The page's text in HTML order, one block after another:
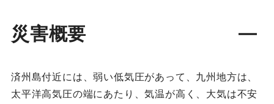
災害概要
済州島付近には、弱い低気圧があって、九州地方は、
太平洋高気圧の端にあたり、気温が高く、大気は不安